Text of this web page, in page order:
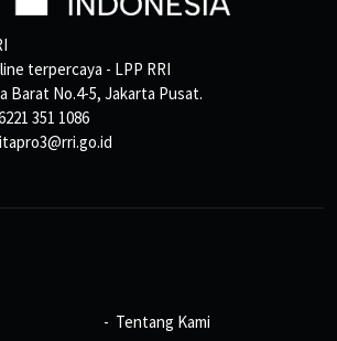
terpercaya - LPP RRI
Barat No.4-5, Jakarta Pusat.
351 1086
Tentang Kami